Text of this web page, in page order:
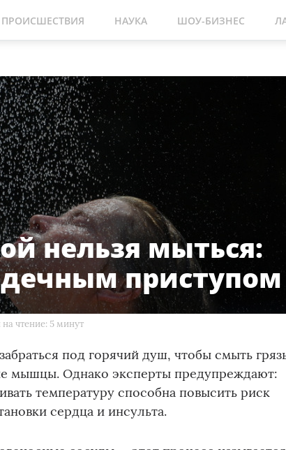
ПРОИСШЕСТВИЯ НАУКА ШОУ-БИЗНЕС
нельзя мыться:
приступом
чтение: 5 минут
под горячий душ, чтобы смыть
мышцы. Однако эксперты предупреждают:
температуру способна повысить риск
сердца и инсульта.